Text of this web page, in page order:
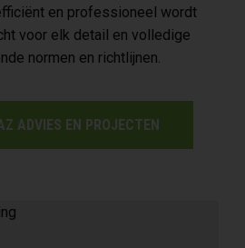
en professioneel wordt
voor elk detail en volledige
normen en richtlijnen.
ADVIES EN PROJECTEN